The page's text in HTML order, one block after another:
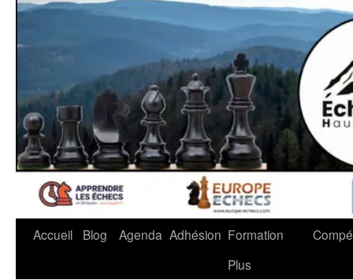
Accueil Blog Agenda Adhésion Formation
Plus